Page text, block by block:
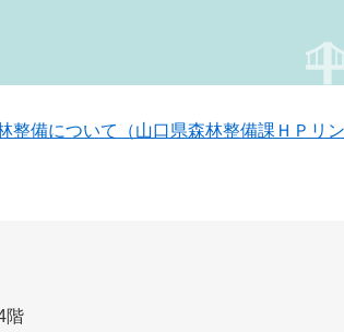
備について（山口県森林整備課ＨＰリン
階